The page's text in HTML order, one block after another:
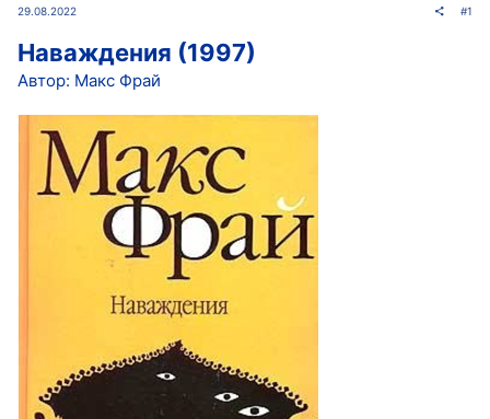
29.08.2022 #1
Наваждения (1997)
Автор: Макс Фрай